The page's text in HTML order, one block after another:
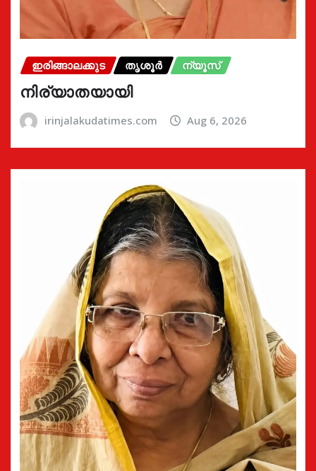
ഇരിങ്ങാലക്കുട തൃശൂർ ന്യൂസ്
നിര്യാതയായി
irinjalakudatimes.com Aug 6, 2026